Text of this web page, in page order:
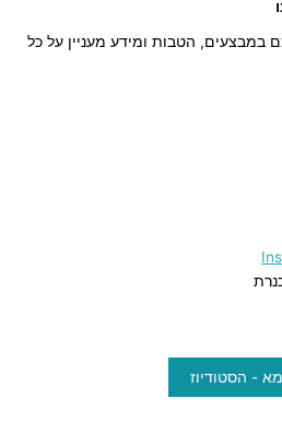
במבצעים, הטבות ומידע מעניין על כל
- הסטודיוז